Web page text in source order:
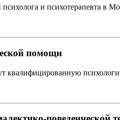
психолога и психотерапевта в
помощи
квалифицированную